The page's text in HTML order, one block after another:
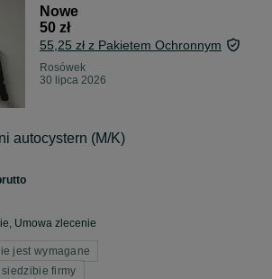
Nowe
50 zł
55,25 zł z Pakietem Ochronnym
Rosówek
30 lipca 2026
autocystern (M/K)
Umowa zlecenie
jest wymagane
siedzibie firmy